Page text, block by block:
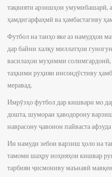
тақвияти арзишҳои умумибашарӣ,
ҳамдигарфаҳмӣ ва ҳамбастагиву
Футбол на танҳо яке аз намудҳои
дар байни халқу миллатҳои
василаҳои муҳимми
таҳкими руҳияи инсондӯстиву
меравад.
Имрӯзҳо футбол дар кишвари мо
дошта, шумораи ҳаводорону
наврасону ҷавонон пайваста афзуда
Ин намуди зебои варзиш ҳоло на
тамоми шаҳру ноҳияҳои кишвар
тарбияи ҷисмониву маънавӣ мавқеи